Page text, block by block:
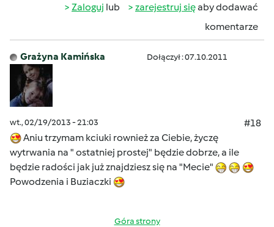
Zaloguj lub zarejestruj sięaby dodawać
komentarze
Grażyna Kamińska Dołączył : 07.10.2011
wt., 02/19/2013 - 21:03
#18
Aniu trzymam kciuki rownież za Ciebie, życzę
wytrwania na " ostatniej prostej" będzie dobrze, a ile
będzie radości jak już znajdziesz się na "Mecie"
Powodzenia i Buziaczki
Góra strony